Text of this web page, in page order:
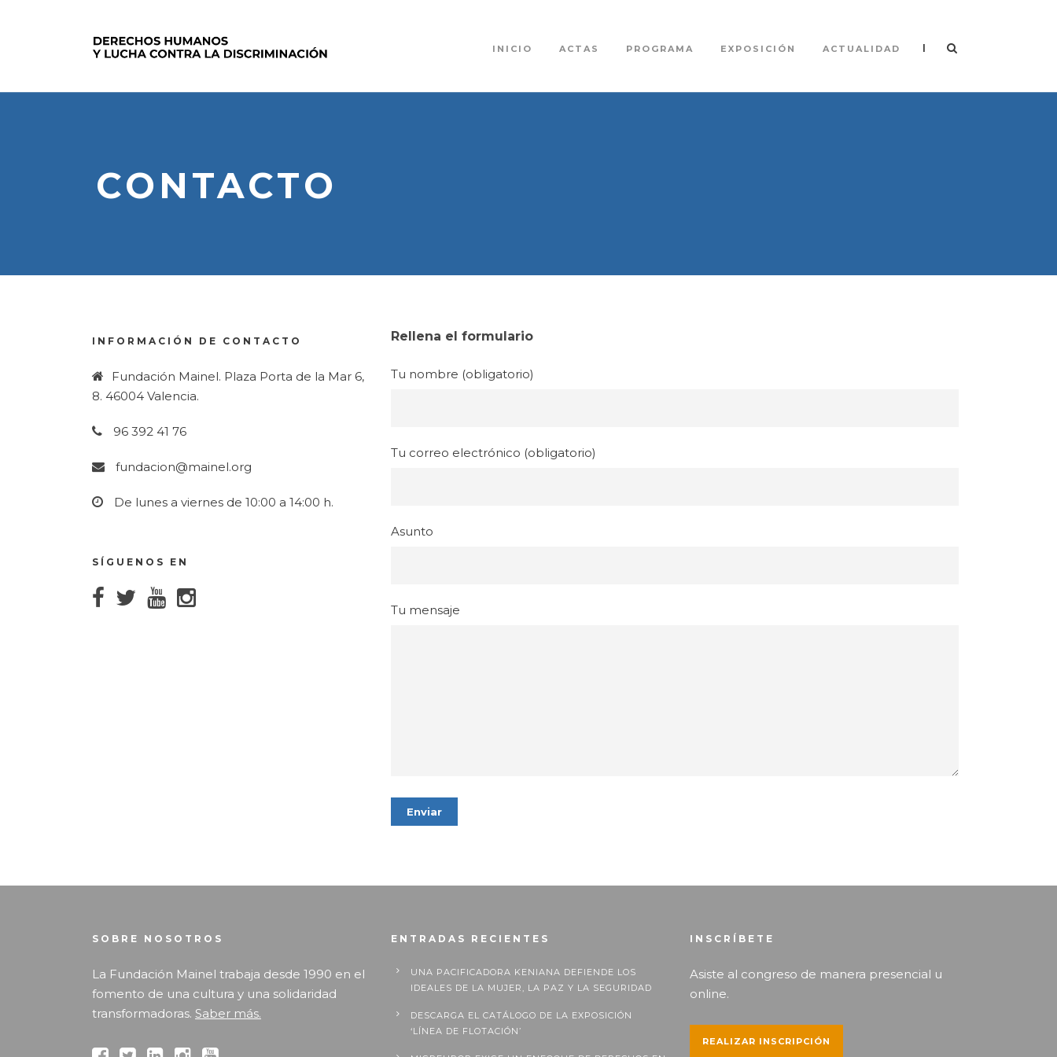
INICIO ACTAS PROGRAMA EXPOSICIÓN ACTUALIDAD |
CONTACTO
Rellena el formulario
Tu nombre (obligatorio)
Tu correo electrónico (obligatorio)
Asunto
Tu mensaje
INFORMACIÓN DE CONTACTO
Fundación Mainel. Plaza Porta de la Mar 6,
8. 46004 Valencia.
96 392 41 76
fundacion@mainel.org
De lunes a viernes de 10:00 a 14:00 h.
SÍGUENOS EN
SOBRE NOSOTROS
La Fundación Mainel trabaja desde 1990 en el
fomento de una cultura y una solidaridad
transformadoras. Saber más.
ENTRADAS RECIENTES
UNA PACIFICADORA KENIANA DEFIENDE LOS
IDEALES DE LA MUJER, LA PAZ Y LA SEGURIDAD
DESCARGA EL CATÁLOGO DE LA EXPOSICIÓN
‘LÍNEA DE FLOTACIÓN’
INSCRÍBETE
Asiste al congreso de manera presencial u
online.
REALIZAR INSCRIPCIÓN